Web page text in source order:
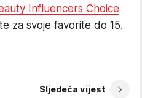
Influencers Choice
za svoje favorite do 15.
Sljedeća vijest